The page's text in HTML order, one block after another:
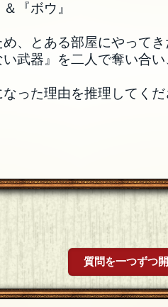
『ボウ』
、とある部屋にやって
武器』を二人で奪い合
った理由を推理してくだ
質問を一つずつ